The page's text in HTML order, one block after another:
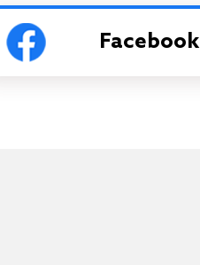
Facebook